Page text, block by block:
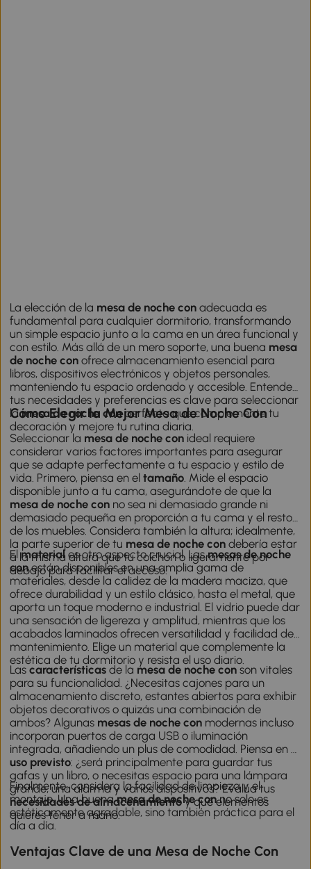
La elección de la mesa de noche con adecuada es
fundamental para cualquier dormitorio, transformando
un simple espacio junto a la cama en un área funcional y
con estilo. Más allá de un mero soporte, una buena mesa
de noche con ofrece almacenamiento esencial para
libros, dispositivos electrónicos y objetos personales,
manteniendo tu espacio ordenado y accesible. Entender
tus necesidades y preferencias es clave para seleccionar
lamesa de noche conperfecta que complemente tu
decoración y mejore tu rutina diaria.
Cómo Elegir la Mejor Mesa de Noche Con
Seleccionar la mesa de noche con ideal requiere
considerar varios factores importantes para asegurar
que se adapte perfectamente a tu espacio y estilo de
vida. Primero, piensa en eltamaño. Mide el espacio
disponible junto a tu cama, asegurándote de que la
mesa de noche con no sea ni demasiado grande ni
demasiado pequeña en proporción a tu cama y el resto
de los muebles. Considera también la altura; idealmente,
la parte superior de tu mesa de noche con debería estar
a la misma altura que tu colchón o ligeramente por
debajo para facilitar el acceso.
Elmaterial es otro aspecto crucial. Lasmesas de noche
conestán disponibles en una amplia gama de
materiales, desde la calidez de la madera maciza, que
ofrece durabilidad y un estilo clásico, hasta el metal, que
aporta un toque moderno e industrial. El vidrio puede dar
una sensación de ligereza y amplitud, mientras que los
acabados laminados ofrecen versatilidad y facilidad de
mantenimiento. Elige un material que complemente la
estética de tu dormitorio y resista el uso diario.
Lascaracterísticas de la mesa de noche con son vitales
para su funcionalidad. ¿Necesitas cajones para un
almacenamiento discreto, estantes abiertos para exhibir
objetos decorativos o quizás una combinación de
ambos? Algunas mesas de noche con modernas incluso
incorporan puertos de carga USB o iluminación
integrada, añadiendo un plus de comodidad. Piensa en el
uso previsto: ¿será principalmente para guardar tus
gafas y un libro, o necesitas espacio para una lámpara
grande, una alarma y varios dispositivos? Evalúa tus
necesidades de almacenamientoy qué elementos
quieres tener a mano.
Finalmente, considera la facilidad de limpieza y el
montaje. Una buenamesa de noche conno solo es
estéticamente agradable, sino también práctica para el
día a día.
Ventajas Clave de una Mesa de Noche Con